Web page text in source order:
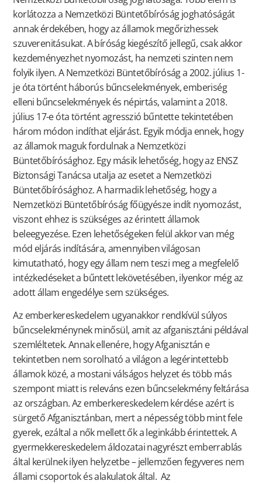
korlátozza a Nemzetközi Büntetőbíróság joghatóságát
annak érdekében, hogy az államok megőrizhessek
szuverenitásukat. A bíróság kiegészítő jellegű, csak akkor
kezdeményezhet nyomozást, ha nemzeti szinten nem
folyik ilyen. A Nemzetközi Büntetőbíróság a 2002. július 1-
je óta történt háborús bűncselekmények, emberiség
elleni bűncselekmények és népirtás, valamint a 2018.
július 17-e óta történt agresszió bűntette tekintetében
három módon indíthat eljárást. Egyik módja ennek, hogy
az államok maguk fordulnak a Nemzetközi
Büntetőbírósághoz. Egy másik lehetőség, hogy az ENSZ
Biztonsági Tanácsa utalja az esetet a Nemzetközi
Büntetőbírósághoz. A harmadik lehetőség, hogy a
Nemzetközi Büntetőbíróság főügyésze indít nyomozást,
viszont ehhez is szükséges az érintett államok
beleegyezése. Ezen lehetőségeken felül akkor van még
mód eljárás indítására, amennyiben világosan
kimutatható, hogy egy állam nem teszi meg a megfelelő
intézkedéseket a bűntett lekövetésében, ilyenkor még az
adott állam engedélye sem szükséges.
Az emberkereskedelem ugyanakkor rendkívül súlyos
bűncselekménynek minősül, amit az afganisztáni példával
szemléltetek. Annak ellenére, hogy Afganisztán e
tekintetben nem sorolható a világon a legérintettebb
államok közé, a mostani válságos helyzet és több más
szempont miatt is releváns ezen bűncselekmény feltárása
az országban. Az emberkereskedelem kérdése azért is
sürgető Afganisztánban, mert a népesség több mint fele
gyerek, ezáltal a nők mellett ők a leginkább érintettek. A
gyermekkereskedelem áldozatai nagyrészt emberrablás
által kerülnek ilyen helyzetbe – jellemzően fegyveres nem
állami csoportok és alakulatok által. Az